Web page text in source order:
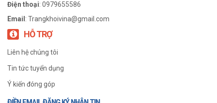
Điện thoại: 0979655586
Email : Trangkhoivina@gmail.com
HỖ TRỢ
Liên hệ chúng tôi
Tin tức tuyển dụng
Ý kiến đóng góp